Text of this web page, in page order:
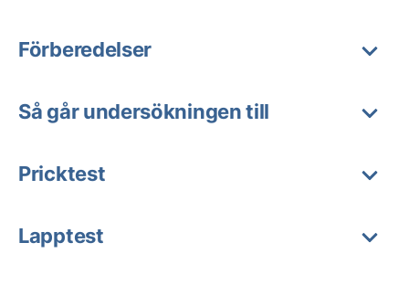
Förberedelser
Så går undersökningen till
Pricktest
Lapptest